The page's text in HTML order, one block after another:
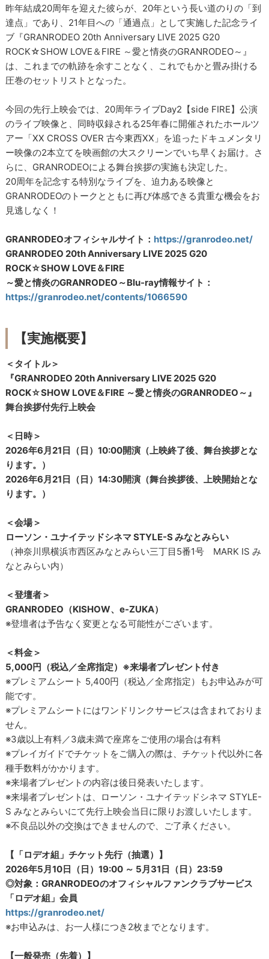
昨年結成20周年を迎えた彼らが、20年という長い道のりの「到
達点」であり、21年目への「通過点」として実施した記念ライ
ブ『GRANRODEO 20th Anniversary LIVE 2025 G20
ROCK☆SHOW LOVE＆FIRE ～愛と情炎のGRANRODEO～』
は、これまでの軌跡を余すことなく、これでもかと畳み掛ける
圧巻のセットリストとなった。
今回の先行上映会では、20周年ライブDay2【side FIRE】公演
のライブ映像と、同時収録される25年春に開催されたホールツ
アー「XX CROSS OVER 古今東西XX」を追ったドキュメンタリ
ー映像の2本立てを映画館の大スクリーンでいち早くお届け。さ
らに、GRANRODEOによる舞台挨拶の実施も決定した。
20周年を記念する特別なライブを、迫力ある映像と
GRANRODEOのトークとともに再び体感できる貴重な機会をお
見逃しなく！
GRANRODEOオフィシャルサイト： https://granrodeo.net/
GRANRODEO 20th Anniversary LIVE 2025 G20
ROCK☆SHOW LOVE＆FIRE
～愛と情炎のGRANRODEO～Blu-ray情報サイト：
https://granrodeo.net/contents/1066590
【実施概要】
＜タイトル＞
『GRANRODEO 20th Anniversary LIVE 2025 G20
ROCK☆SHOW LOVE＆FIRE ～愛と情炎のGRANRODEO～』
舞台挨拶付先行上映会
＜日時＞
2026年6月21日（日）10:00開演（上映終了後、舞台挨拶とな
ります。）
2026年6月21日（日）14:30開演（舞台挨拶後、上映開始とな
ります。）
＜会場＞
ローソン・ユナイテッドシネマ STYLE-S みなとみらい
（神奈川県横浜市西区みなとみらい三丁目5番1号 MARK IS み
なとみらい内）
＜登壇者＞
GRANRODEO（KISHOW、e-ZUKA）
※登壇者は予告なく変更となる可能性がございます。
＜料金＞
5,000円（税込／全席指定）※来場者プレゼント付き
※プレミアムシート 5,400円（税込／全席指定）もお申込みが可
能です。
※プレミアムシートにはワンドリンクサービスは含まれておりま
せん。
※3歳以上有料／3歳未満で座席をご使用の場合は有料
※プレイガイドでチケットをご購入の際は、チケット代以外に各
種手数料がかかります。
※来場者プレゼントの内容は後日発表いたします。
※来場者プレゼントは、ローソン・ユナイテッドシネマ STYLE-
S みなとみらいにて先行上映会当日に限りお渡しいたします。
※不良品以外の交換はできませんので、ご了承ください。
【「ロデオ組」チケット先行（抽選）】
2026年5月10日（日）19:00 ～ 5月31日（日）23:59
◎対象：GRANRODEOのオフィシャルファンクラブサービス
「ロデオ組」会員
https://granrodeo.net/
※お申込みは、お一人様につき2枚までとなります。
【一般発売（先着）】